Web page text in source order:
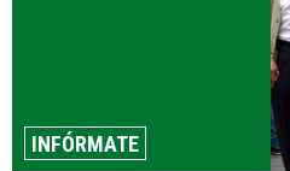
INFÓRMATE